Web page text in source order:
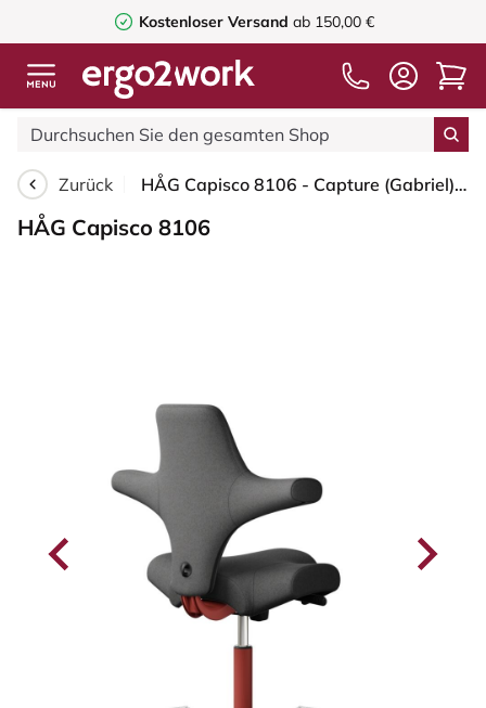
Kostenloser Versand ab 150,00 €
Zurück HÅG Capisco 8106 - Capture (Gabriel) - Wolle / Polyamid - CPT4601 - Dark grey - Blush Rose - 150mm (Sitzhöhe 40-55cm) - Weiche Rollen für harte Böden
HÅG Capisco 8106